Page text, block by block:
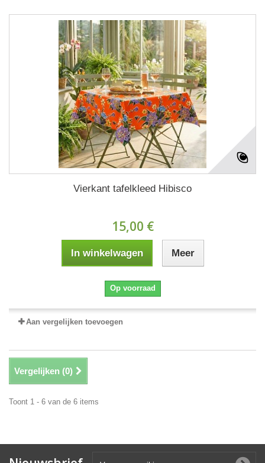
Vierkant tafelkleed Hibisco
15,00 €
In winkelwagen Meer
Op voorraad
Aan vergelijken toevoegen
Vergelijken (0)
Toont 1 - 6 van de 6 items